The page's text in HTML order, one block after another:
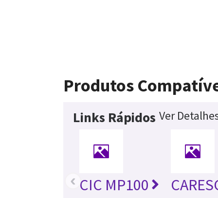
Produtos
Links Rápidos Ver
CIC MP100
‹